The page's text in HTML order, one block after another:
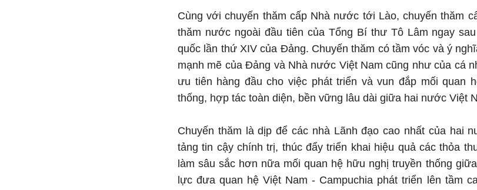
Cùng với chuyến thăm cấp Nhà nước tới Lào, chuyến thăm
thăm nước ngoài đầu tiên của Tổng Bí thư Tô Lâm ngay
quốc lần thứ XIV của Đảng. Chuyến thăm có tầm vóc và ý
mạnh mẽ của Đảng và Nhà nước Việt Nam cũng như của cá
ưu tiên hàng đầu cho việc phát triển và vun đắp mối quan
thống, hợp tác toàn diện, bền vững lâu dài giữa hai nước Việt
Chuyến thăm là dịp để các nhà Lãnh đạo cao nhất của hai
tảng tin cậy chính trị, thúc đẩy triển khai hiệu quả các thỏa
làm sâu sắc hơn nữa mối quan hệ hữu nghị truyền thống
lực đưa quan hệ Việt Nam - Campuchia phát triển lên tầm